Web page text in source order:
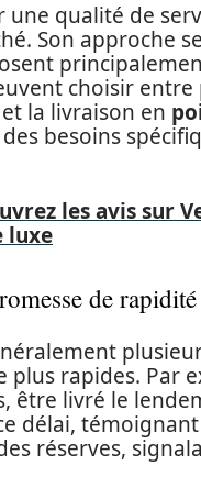
une qualité de
Son approche
choisir
la livraison en
besoins
les avis sur
luxe
de rapidité
plus rapides. Par
être livré le
délai,
réserves,